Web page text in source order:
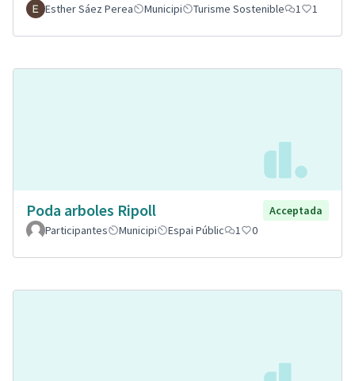
Esther Sáez Perea
Municipi Turisme Sostenible 1 1
Poda arboles Ripoll
Acceptada
Participantes
Municipi Espai Públic 1 0